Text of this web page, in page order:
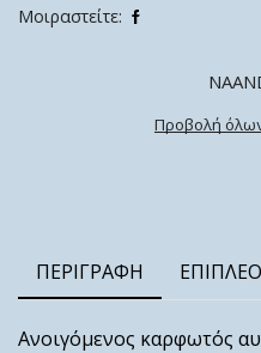
Μοιραστείτε:
Προβολή
ΠΕΡΙΓΡΑΦΉ
Ανοιγόμενος καρφωτός